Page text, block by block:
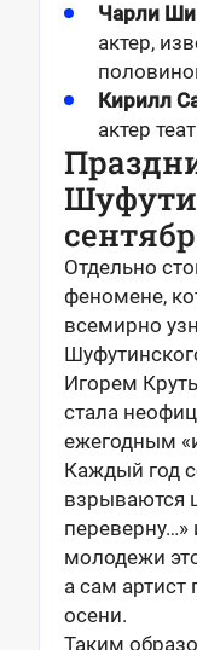
Чарли
актер,
Кирилл
актер
Отдельно
феномене,
всемирно
Игорем
стала
ежегодным
Каждый год
взрываются
молодежи
а сам
осени.
Таким